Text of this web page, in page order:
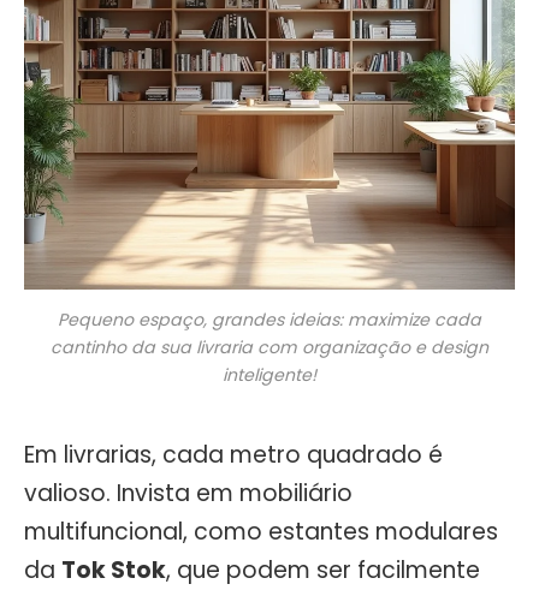
Pequeno espaço, grandes ideias: maximize cada
cantinho da sua livraria com organização e design
inteligente!
Em livrarias, cada metro quadrado é
valioso. Invista em mobiliário
multifuncional, como estantes modulares
da Tok Stok, que podem ser facilmente